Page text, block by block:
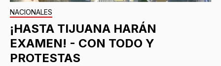
NACIONALES
¡HASTA TIJUANA HARÁN
EXAMEN! - CON TODO Y
PROTESTAS